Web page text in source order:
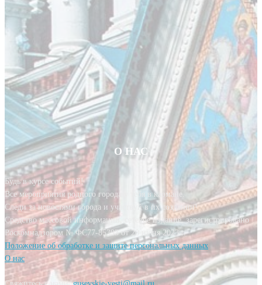
О НАС
Будь в курсе событий!
Все мероприятия родного города у тебя в кармане.
Следи за новостями города и участвуй в их создании!
Средство массовой информации, сетевое издание, зарегистрировано
Роскомнадзором № ФС77-85393 от 20 июня 2023 г.
Положение об обработке и защите персональных данных
О нас